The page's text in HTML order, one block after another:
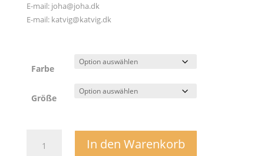
E-mail: joha@joha.dk
E-mail: katvig@katvig.dk
Farbe
Größe
Cardigan
In den Warenkorb